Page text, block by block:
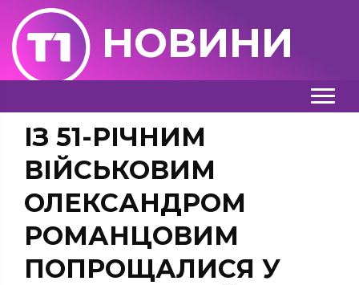
НОВИНИ
ІЗ 51-РІЧНИМ
ВІЙСЬКОВИМ
ОЛЕКСАНДРОМ
РОМАНЦОВИМ
ПОПРОЩАЛИСЯ У